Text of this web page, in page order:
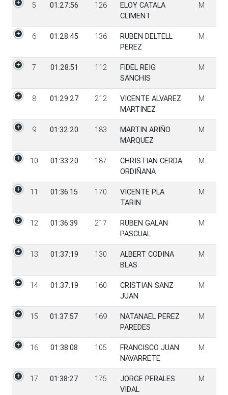
5 01:27:56 126
ELOY CATALA
CLIMENT
M
6 01:28:45 136
RUBEN DELTELL
PEREZ
M
7 01:28:51 112
FIDEL REIG
SANCHIS
M
8 01:29:27 212
VICENTE ALVAREZ
MARTINEZ
M
9 01:32:20 183
MARTIN ARIÑO
MARQUEZ
M
10 01:33:20 187
CHRISTIAN CERDA
ORDIÑANA
M
11 01:36:15 170
VICENTE PLA
TARIN
M
12 01:36:39 217
RUBEN GALAN
PASCUAL
M
13 01:37:19 130
ALBERT CODINA
BLAS
M
14 01:37:19 160
CRISTIAN SANZ
JUAN
M
15 01:37:57 169
NATANAEL PEREZ
PAREDES
M
16 01:38:08 105
FRANCISCO JUAN
NAVARRETE
M
17 01:38:27 175
JORGE PERALES
VIDAL
M